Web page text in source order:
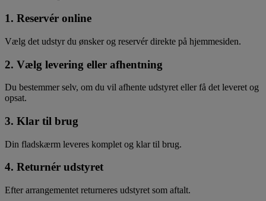
1. Reservér online
Vælg det udstyr du ønsker og reservér direkte på hjemmesiden.
2. Vælg levering eller afhentning
Du bestemmer selv, om du vil afhente udstyret eller få det leveret og
opsat.
3. Klar til brug
Din fladskærm leveres komplet og klar til brug.
4. Returnér udstyret
Efter arrangementet returneres udstyret som aftalt.